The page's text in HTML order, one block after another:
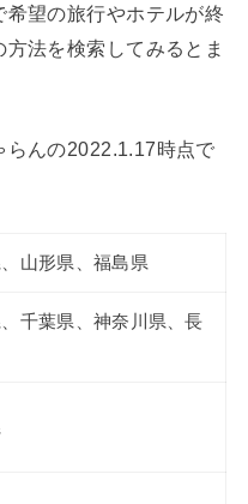
望の旅行やホテルが終
法を検索してみるとま
らんの2022.1.17時点で
山形県、福島県
千葉県、神奈川県、長